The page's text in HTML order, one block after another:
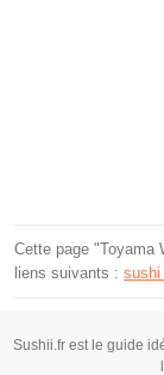
Cette page "Toyama
liens suivants : sushi
Sushii.fr est le guide